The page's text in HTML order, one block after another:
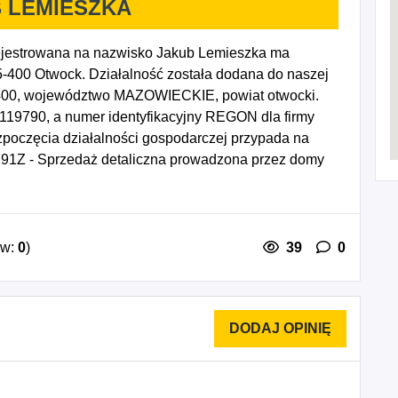
LEMIESZKA
na nazwisko Jakub Lemieszka ma
Otwock. Działalność została dodana do naszej
województwo MAZOWIECKIE, powiat otwocki.
a numer identyfikacyjny REGON dla firmy
działalności gospodarczej przypada na
- Sprzedaż detaliczna prowadzona przez domy
0) 39 0